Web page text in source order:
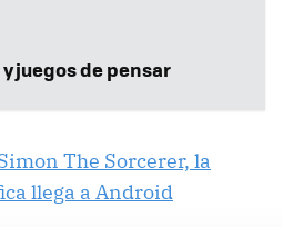
juegos de pensar
The Sorcerer, la
llega a Android